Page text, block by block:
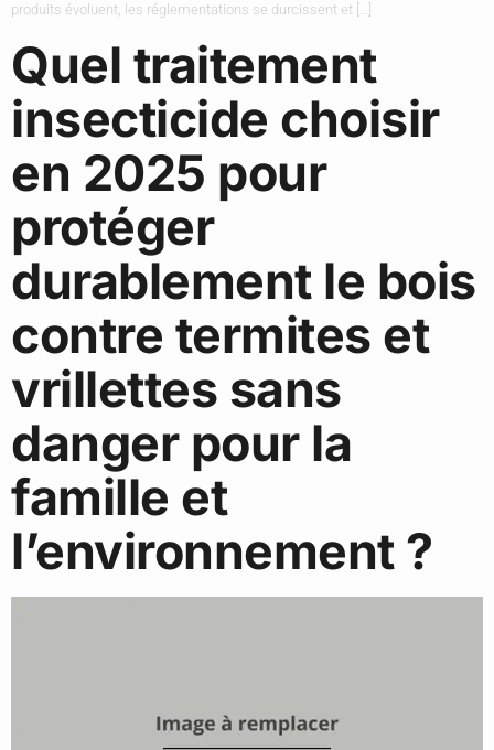
produits évoluent, les réglementations se durcissent et […]
Quel traitement
insecticide choisir
en 2025 pour
protéger
durablement le bois
contre termites et
vrillettes sans
danger pour la
famille et
l’environnement ?